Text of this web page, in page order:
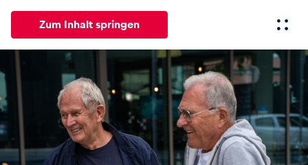
Zum Inhalt springen
News Events Erlebnisse Seiten
News
Alle anzeigen